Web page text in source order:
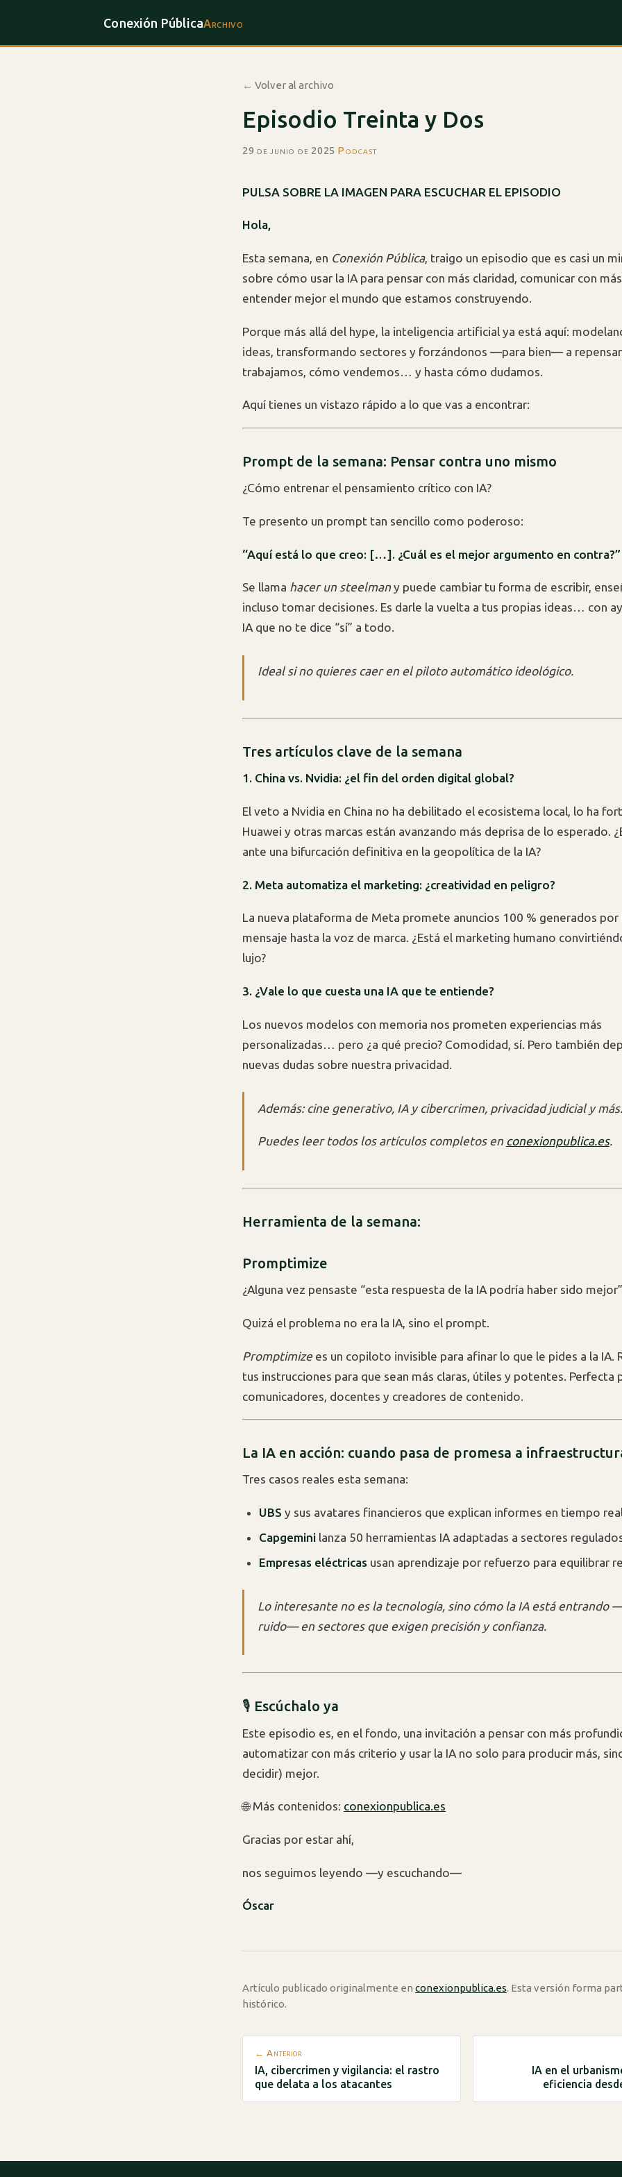
Conexión PúblicaArchivo
← Volver al archivo
Episodio Treinta y Dos
29 de junio de 2025·Podcast
PULSA SOBRE LA IMAGEN PARA ESCUCHAR EL EPISODIO
Hola,
Esta semana, en Conexión Pública, traigo un episodio que es casi un
sobre cómo usar la IA para pensar con más claridad, comunicar con
entender mejor el mundo que estamos construyendo.
Porque más allá del hype, la inteligencia artificial ya está aquí:
ideas, transformando sectores y forzándonos —para bien— a
trabajamos, cómo vendemos… y hasta cómo dudamos.
Aquí tienes un vistazo rápido a lo que vas a encontrar:
Prompt de la semana: Pensar contra uno mismo
¿Cómo entrenar el pensamiento crítico con IA?
Te presento un prompt tan sencillo como poderoso:
“Aquí está lo que creo: […]. ¿Cuál es el mejor argumento en contra?”
Se llama hacer un steelmany puede cambiar tu forma de escribir,
incluso tomar decisiones. Es darle la vuelta a tus propias ideas… con
IA que no te dice “sí” a todo.
Ideal si no quieres caer en el piloto automático ideológico.
Tres artículos clave de la semana
1. China vs. Nvidia: ¿el fin del orden digital global?
El veto a Nvidia en China no ha debilitado el ecosistema local, lo ha
Huawei y otras marcas están avanzando más deprisa de lo esperado.
ante una bifurcación definitiva en la geopolítica de la IA?
2. Meta automatiza el marketing: ¿creatividad en peligro?
La nueva plataforma de Meta promete anuncios 100 % generados por
mensaje hasta la voz de marca. ¿Está el marketing humano
lujo?
3. ¿Vale lo que cuesta una IA que te entiende?
Los nuevos modelos con memoria nos prometen experiencias más
personalizadas… pero ¿a qué precio? Comodidad, sí. Pero también
nuevas dudas sobre nuestra privacidad.
Además: cine generativo, IA y cibercrimen, privacidad judicial y más.
Puedes leer todos los artículos completos en conexionpublica.es.
Herramienta de la semana:
Promptimize
¿Alguna vez pensaste “esta respuesta de la IA podría haber sido
Quizá el problema no era la IA, sino el prompt.
Promptimizees un copiloto invisible para afinar lo que le pides a la IA.
tus instrucciones para que sean más claras, útiles y potentes. Perfecta
comunicadores, docentes y creadores de contenido.
La IA en acción: cuando pasa de promesa a
Tres casos reales esta semana:
UBS y sus avatares financieros que explican informes en tiempo
Capgeminilanza 50 herramientas IA adaptadas a sectores
Empresas eléctricasusan aprendizaje por refuerzo para equilibrar
Lo interesante no es la tecnología, sino cómo la IA está entrando
ruido— en sectores que exigen precisión y confianza.
🎙 Escúchalo ya
Este episodio es, en el fondo, una invitación a pensar con más
automatizar con más criterio y usar la IA no solo para producir más,
decidir) mejor.
🌐 Más contenidos: conexionpublica.es
Gracias por estar ahí,
nos seguimos leyendo —y escuchando—
Óscar
Artículo publicado originalmente en conexionpublica.es. Esta versión forma
histórico.
← Anterior
IA, cibercrimen y vigilancia: el rastro
que delata a los atacantes
IA en el
eficiencia